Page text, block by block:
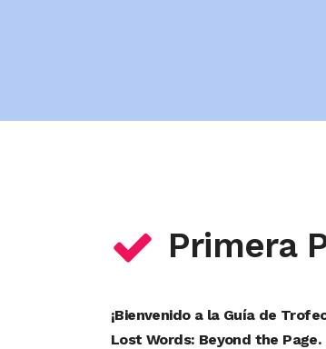
Primera
¡Bienvenido a la Guía de
Lost Words: Beyond the Page.